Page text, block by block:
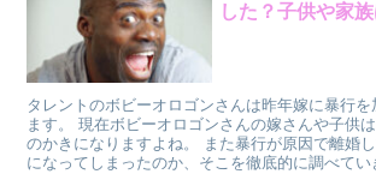
した？子供や家
タレントのボビーオロゴンさんは昨年嫁に暴行
ます。 現在ボビーオロゴンさんの嫁さんや子供
のかきになりますよね。 また暴行が原因で離婚
になってしまったのか、そこを徹底的に調べてい